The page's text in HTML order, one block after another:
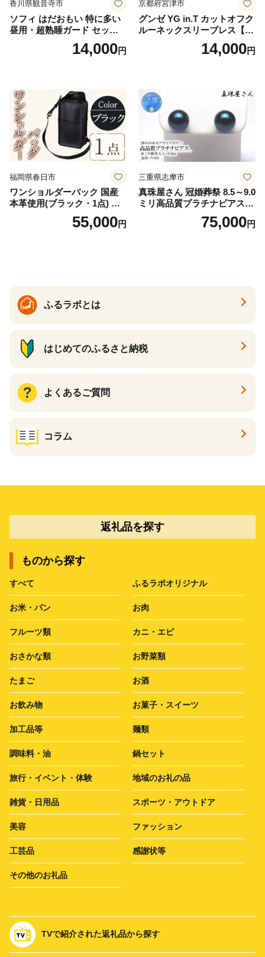
香川県観音寺市
ソフィ はだおもい 特に多い
昼用・超熟睡ガード セット
羽付き ナプキン 生理用品 サ
ニタリー ユニ・チャーム
14,000円
京都府宮津市
グンゼ YG in.T カットオフク
ルーネックスリーブレス【Y
V2618P】Lサイズ クリアベ
ージュ3枚セット [№5716-04
14,000円
福岡県春日市
ワンショルダーバック 国産
本革使用(ブラック・1点) 鞄
バック バッグ カバン レザー
国産 日本製 牛革 黒 革 革製
55,000円
三重県志摩市
真珠屋さん 冠婚葬祭 8.5～9.0
ミリ高品質プラチナピアス P
t900 志摩産アコヤ真珠 ブラ
ックパール 黒真珠75,000円
ふるラボとは
はじめてのふるさと納税
よくあるご質問
コラム
返礼品を探す
ものから探す
すべて ふるラボオリジナル
お米・パン お肉
フルーツ類 カニ・エビ
おさかな類 お野菜類
たまご お酒
お飲み物 お菓子・スイーツ
加工品等 麺類
調味料・油 鍋セット
旅行・イベント・体験 地域のお礼の品
雑貨・日用品 スポーツ・アウトドア
美容 ファッション
工芸品 感謝状等
その他のお礼品
TVで紹介された返礼品から探す